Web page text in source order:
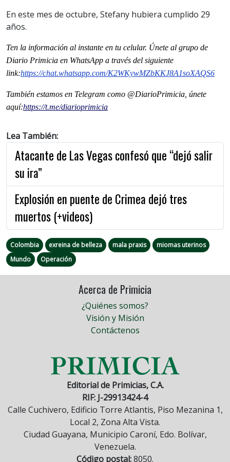
En este mes de octubre, Stefany hubiera cumplido 29
años.
Ten la información al instante en tu celular. Únete al grupo de
Diario Primicia en WhatsApp a través del siguiente
link:https://chat.whatsapp.com/K2WKywMZbKKJ8A1soXAQS6
También estamos en Telegram como @DiarioPrimicia, únete
aquí:https://t.me/diarioprimicia
Lea También:
Atacante de Las Vegas confesó que “dejó salir
su ira”
Explosión en puente de Crimea dejó tres
muertos (+videos)
Colombia exreina de belleza mala praxis
miomas uterinos
Mundo
Operación
Acerca de Primicia
¿Quiénes somos?
Visión y Misión
Contáctenos
Editorial de Primicias, C.A.
RIF: J-29913424-4
Calle Cuchivero, Edificio Torre Atlantis, Piso Mezanina 1,
Local 2, Zona Alta Vista.
Ciudad Guayana, Municipio Caroní, Edo. Bolívar,
Venezuela.
Código postal:8050.